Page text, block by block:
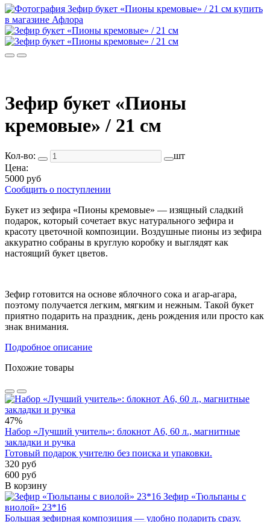
Зефир букет «Пионы
кремовые» / 21 см
Кол-во:
шт
Цена:
5000 руб
Сообщить о поступлении
Букет из зефира «Пионы кремовые» — изящный сладкий
подарок, который сочетает вкус натурального зефира и
красоту цветочной композиции. Воздушные пионы из зефира
аккуратно собраны в круглую коробку и выглядят как
настоящий букет цветов.
Зефир готовится на основе яблочного сока и агар-агара,
поэтому получается легким, мягким и нежным. Такой букет
приятно подарить на праздник, день рождения или просто как
знак внимания.
Подробное описание
Похожие товары
47%
Набор «Лучший учитель»: блокнот А6, 60 л., магнитные
закладки и ручка
Готовый подарок учителю без поиска и упаковки.
320 руб
600 руб
В корзину
Зефир «Тюльпаны с
виолой» 23*16
Большая зефирная композиция — удобно подарить сразу.